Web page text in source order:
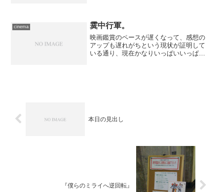
cinema 霙中行軍。
映画鑑賞のペースが遅くなって、感想の
アップも遅れがちという現状が証明して
いる通り、現在かなりいっぱいいっぱい
本日の見出し
『僕らのミライへ逆回転』